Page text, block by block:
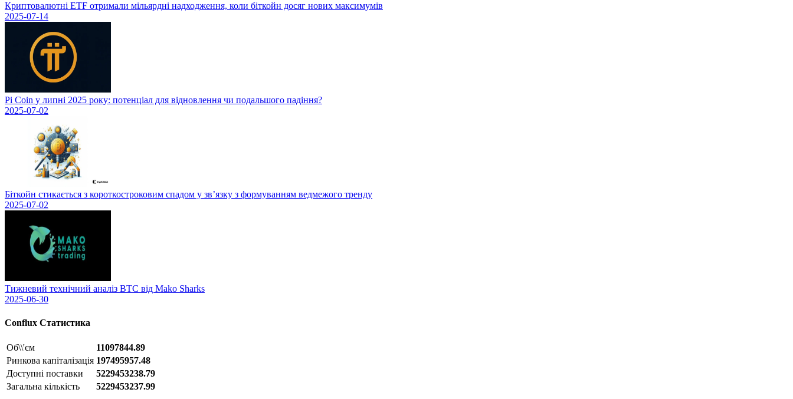
Криптовалютні ETF отримали мільярдні надходження, коли біткойн досяг нових максимумів
2025-07-14
Pi Coin у липні 2025 року: потенціал для відновлення чи подальшого падіння?
2025-07-02
Біткойн стикається з короткостроковим спадом у зв’язку з формуванням ведмежого тренду
2025-07-02
Тижневий технічний аналіз BTC від Mako Sharks
2025-06-30
Conflux Статистика
Об\\'єм
11097844.89
Ринкова капіталізація 197495957.48
Доступні поставки
5229453238.79
Загальна кількість
5229453237.99